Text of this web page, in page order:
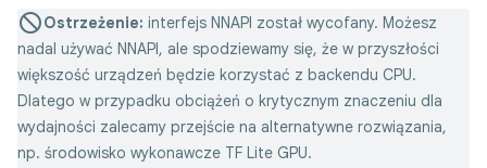
Ostrzeżenie: interfejs NNAPI został wycofany. Możesz
nadal używać NNAPI, ale spodziewamy się, że w przyszłości
większość urządzeń będzie korzystać z backendu CPU.
Dlatego w przypadku obciążeń o krytycznym znaczeniu dla
wydajności zalecamy przejście na alternatywne rozwiązania,
np. środowisko wykonawcze TF Lite GPU.